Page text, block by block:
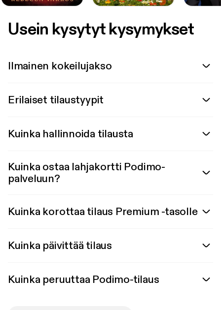
Usein kysytyt kysymykset
Ilmainen kokeilujakso
Erilaiset tilaustyypit
Kuinka hallinnoida tilausta
Kuinka ostaa lahjakortti Podimo-
palveluun?
Kuinka korottaa tilaus Premium -tasolle
Kuinka päivittää tilaus
Kuinka peruuttaa Podimo-tilaus